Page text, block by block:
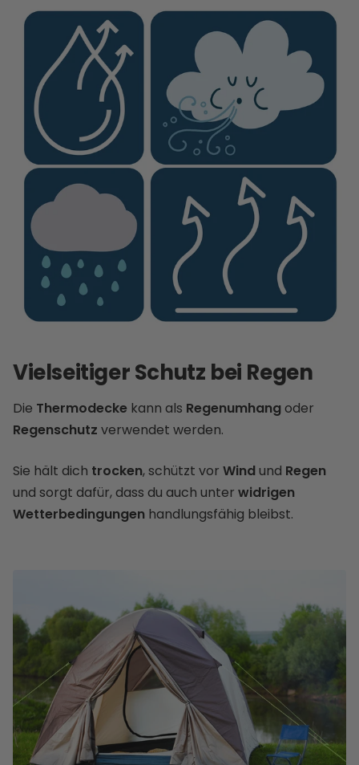
Vielseitiger Schutz bei Regen
Die Thermodecke kann als Regenumhangoder
Regenschutz verwendet werden.
Sie hält dich trocken, schützt vor Windund Regen
und sorgt dafür, dass du auch unter widrigen
Wetterbedingungen handlungsfähig bleibst.